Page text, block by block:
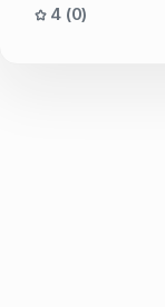
4 (0)